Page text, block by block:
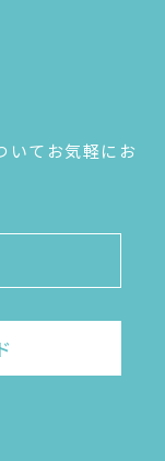
いてお気軽にお